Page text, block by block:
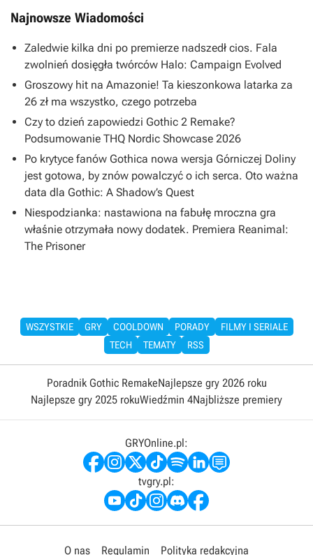
Najnowsze Wiadomości
Zaledwie kilka dni po premierze nadszedł cios. Fala
zwolnień dosięgła twórców Halo: Campaign Evolved
Groszowy hit na Amazonie! Ta kieszonkowa latarka za
26 zł ma wszystko, czego potrzeba
Czy to dzień zapowiedzi Gothic 2 Remake?
Podsumowanie THQ Nordic Showcase 2026
Po krytyce fanów Gothica nowa wersja Górniczej Doliny
jest gotowa, by znów powalczyć o ich serca. Oto ważna
data dla Gothic: A Shadow’s Quest
Niespodzianka: nastawiona na fabułę mroczna gra
właśnie otrzymała nowy dodatek. Premiera Reanimal:
The Prisoner
WSZYSTKIE GRY COOLDOWN PORADY
FILMY I SERIALE
TECH
TEMATY RSS
Poradnik Gothic RemakeNajlepsze gry 2026 roku
Najlepsze gry 2025 rokuWiedźmin 4Najbliższe premiery
GRYOnline.pl:
tvgry.pl:
O nas Regulamin Polityka redakcyjna